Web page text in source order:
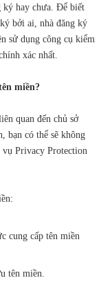
ký hay chưa. Để biết
bởi ai, nhà đăng ký
sử dụng công cụ kiểm
xác nhất.
miền?
quan đến chủ sở
bạn có thể sẽ không
Privacy Protection
cung cấp tên miền
tên miền.